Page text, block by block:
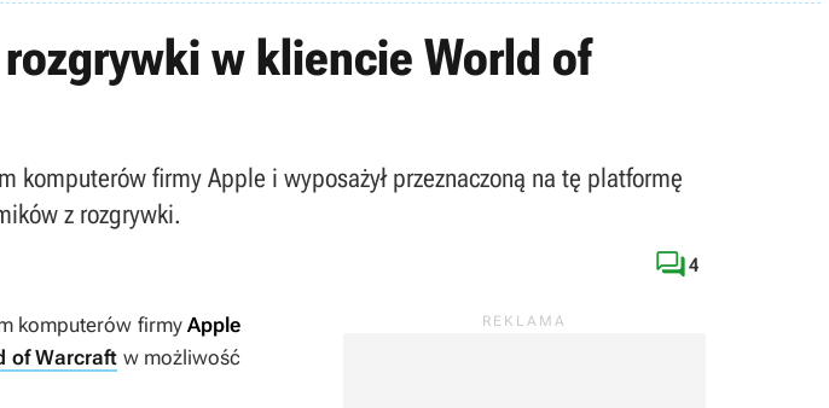
w kliencie World of
komputerów firmy Apple i wyposażył przeznaczoną na tę platformę
z rozgrywki.
4
komputerów firmyApple
of Warcraft w możliwość